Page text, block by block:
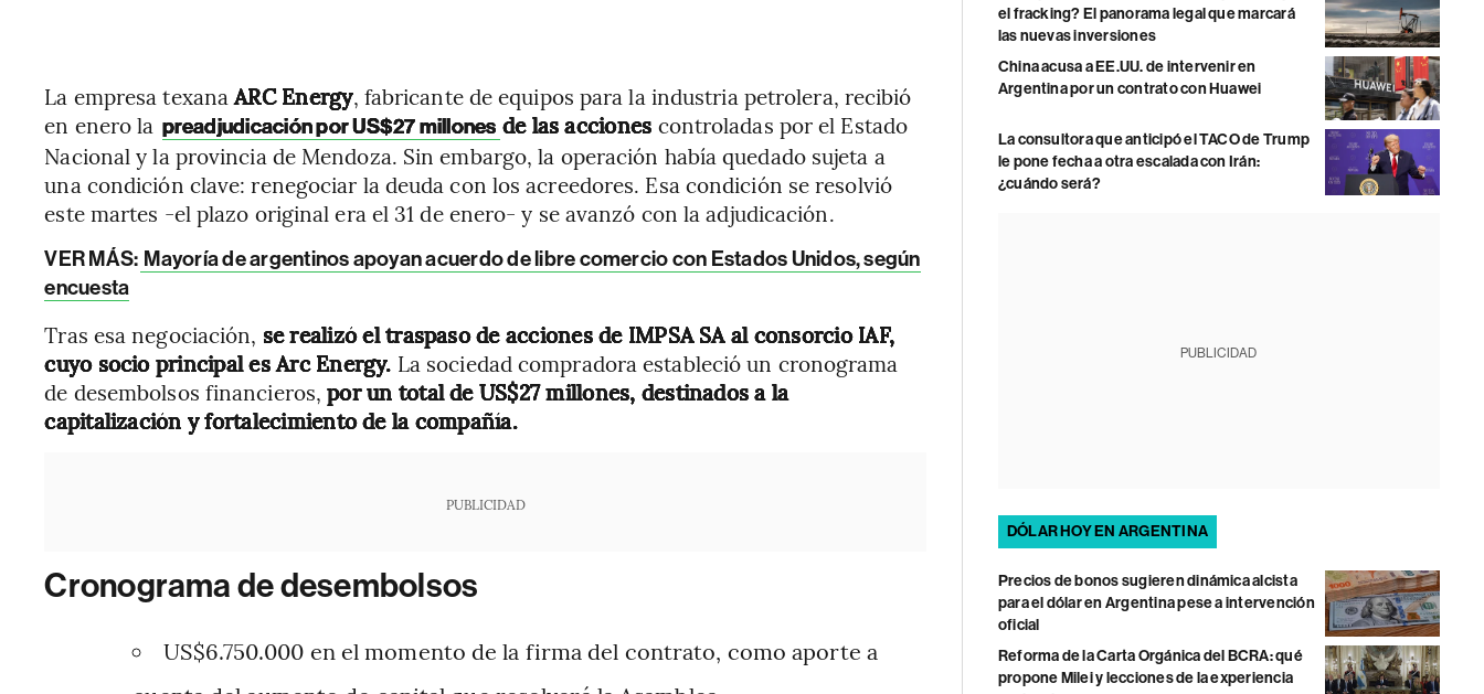
La empresa texanaARC Energy, fabricante de equipos para la industria petrolera, recibió
en enero la preadjudicación por US$27 millones de las acciones controladas por el Estado
Nacional y la provincia de Mendoza. Sin embargo, la operación había quedado sujeta a
una condición clave: renegociar la deuda con los acreedores. Esa condición se resolvió
este martes -el plazo original era el 31 de enero- y se avanzó con la adjudicación.
VER MÁS: Mayoría de argentinos apoyan acuerdo de libre comercio con Estados Unidos, según
encuesta
Tras esa negociación, se realizó el traspaso de acciones de IMPSA SA al consorcio IAF,
cuyo socio principal es Arc Energy. La sociedad compradora estableció un cronograma
de desembolsos financieros,por un total de US$27 millones, destinados a la
capitalización y fortalecimiento de la compañía.
PUBLICIDAD
Cronograma de desembolsos
US$6.750.000 en el momento de la firma del contrato, como aporte a
el fracking? El panorama legal que marcará
las nuevas inversiones
China acusa a EE.UU. de intervenir en
Argentina por un contrato con Huawei
La consultora que anticipó el TACO de Trump
le pone fecha a otra escalada con Irán:
¿cuándo será?
PUBLICIDAD
DÓLAR HOY EN ARGENTINA
Precios de bonos sugieren dinámica alcista
para el dólar en Argentina pese a intervención
oficial
Reforma de la Carta Orgánica del BCRA: qué
propone Milei y lecciones de la experiencia